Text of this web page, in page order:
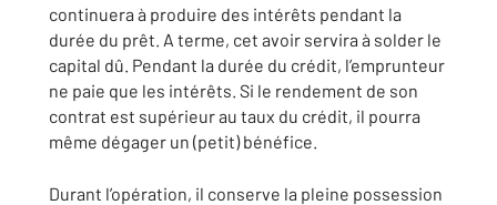
continuera à produire des intérêts pendant la
durée du prêt. A terme, cet avoir servira à solder le
capital dû. Pendant la durée du crédit, l’emprunteur
ne paie que les intérêts. Si le rendement de son
contrat est supérieur au taux du crédit, il pourra
même dégager un (petit) bénéfice.
Durant l’opération, il conserve la pleine possession